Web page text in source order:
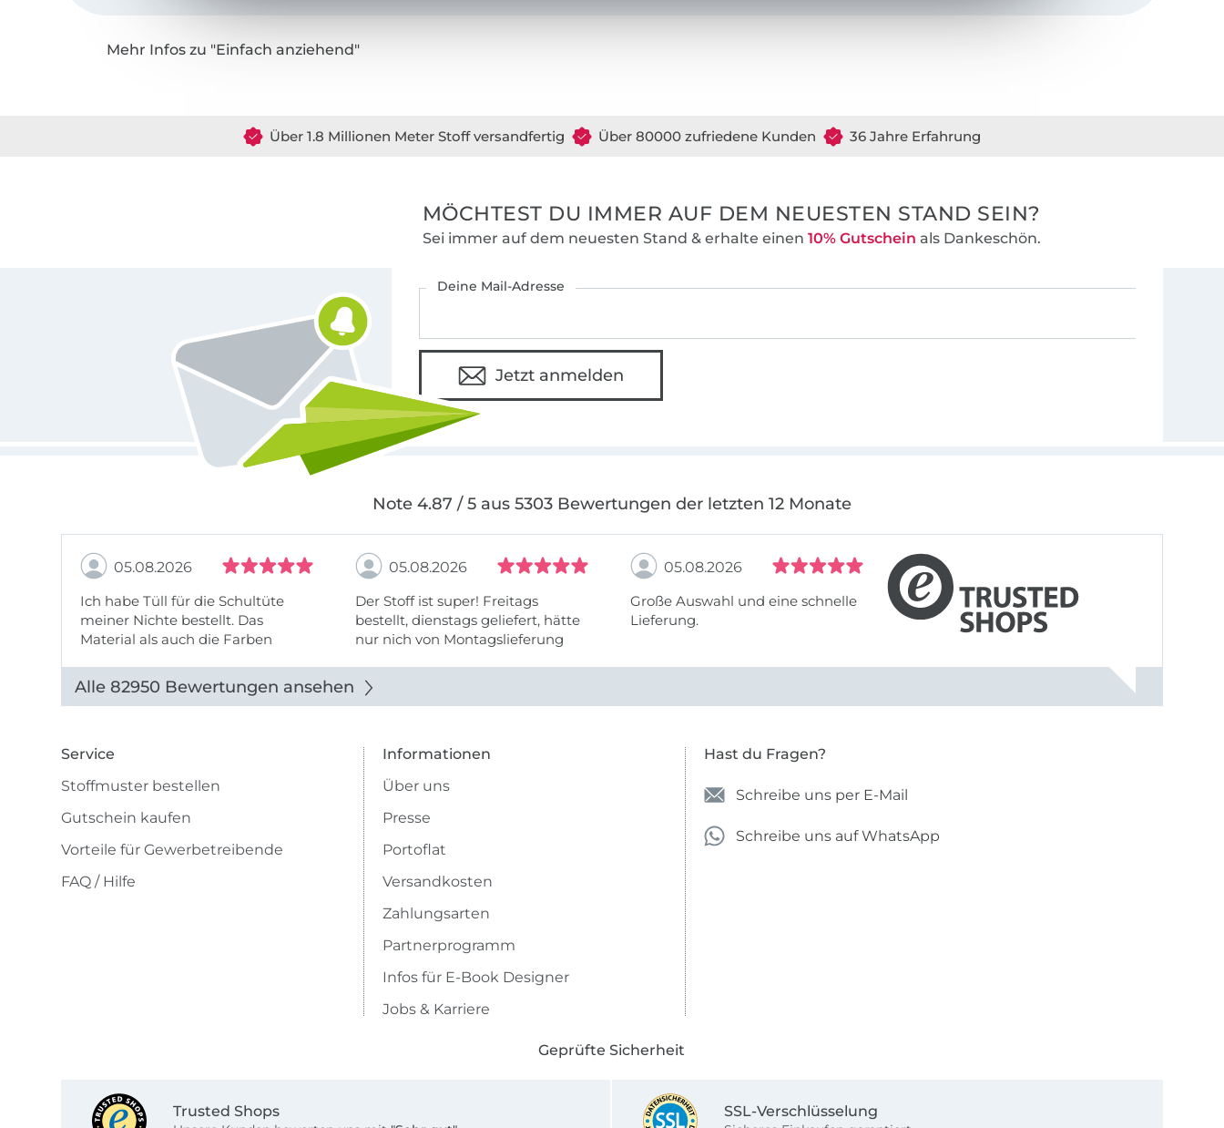
Liebe Grüße Sabine
Mehr Infos zu "Einfach anziehend"
Über 1.8 Millionen Meter Stoff versandfertig Über 80000 zufriedene Kunden 36 Jahre Erfahrung
MÖCHTEST DU IMMER AUF DEM NEUESTEN STAND SEIN?
Sei immer auf dem neuesten Stand & erhalte einen 10% Gutschein als Dankeschön.
Deine Mail-Adresse
Jetzt anmelden
Note 4.87 / 5 aus 5303 Bewertungen der letzten 12 Monate
05.08.2026
Ich habe Tüll für die Schultüte
meiner Nichte bestellt. Das
Material als auch die Farben
Abbildung u sieht toll aus. Die
Lieferung erfolgte zügig u auch
05.08.2026
Der Stoff ist super! Freitags
bestellt, dienstags geliefert, hätte
nur nich von Montagslieferung
05.08.2026
Große Auswahl und eine schnelle
Lieferung.
Alle 82950 Bewertungen ansehen
Service
Stoffmuster bestellen
Gutschein kaufen
Vorteile für Gewerbetreibende
FAQ / Hilfe
Informationen
Über uns
Presse
Portoflat
Versandkosten
Zahlungsarten
Partnerprogramm
Infos für E-Book Designer
Jobs & Karriere
Hast du Fragen?
Schreibe uns per E-Mail
Schreibe uns auf WhatsApp
Geprüfte Sicherheit
Trusted Shops SSL-Verschlüsselung